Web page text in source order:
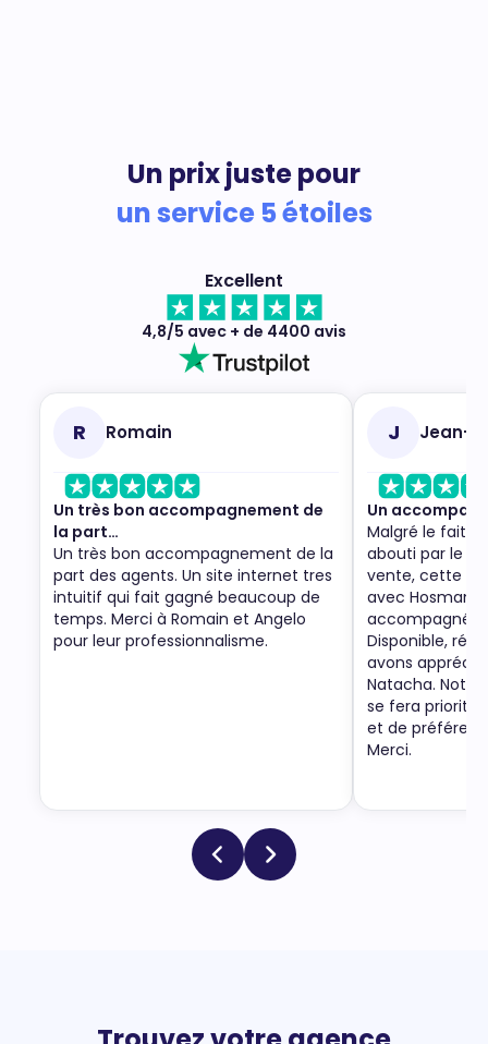
Un prix juste pour
un service 5 étoiles
Excellent
4,8/5 avec + de 4400 avis
R Romain
Un très bon accompagnement de
la part…
Un très bon accompagnement de la
part des agents. Un site internet tres
intuitif qui fait gagné beaucoup de
temps. Merci à Romain et Angelo
pour leur professionnalisme.
J Jean-
Un
Malgré le fait
abouti par le
vente, cette
avec Hosman
accompagnée
Disponible, ré-
avons
Natacha.
se fera
et de
Merci.